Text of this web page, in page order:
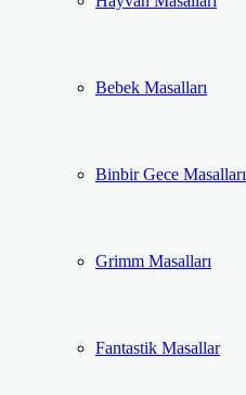
Bebek Masalları
Binbir Gece Masalları
Grimm Masalları
Fantastik Masallar